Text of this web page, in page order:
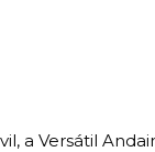
Versátil